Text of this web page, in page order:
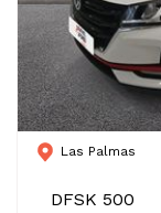
Las Palmas
DFSK 500